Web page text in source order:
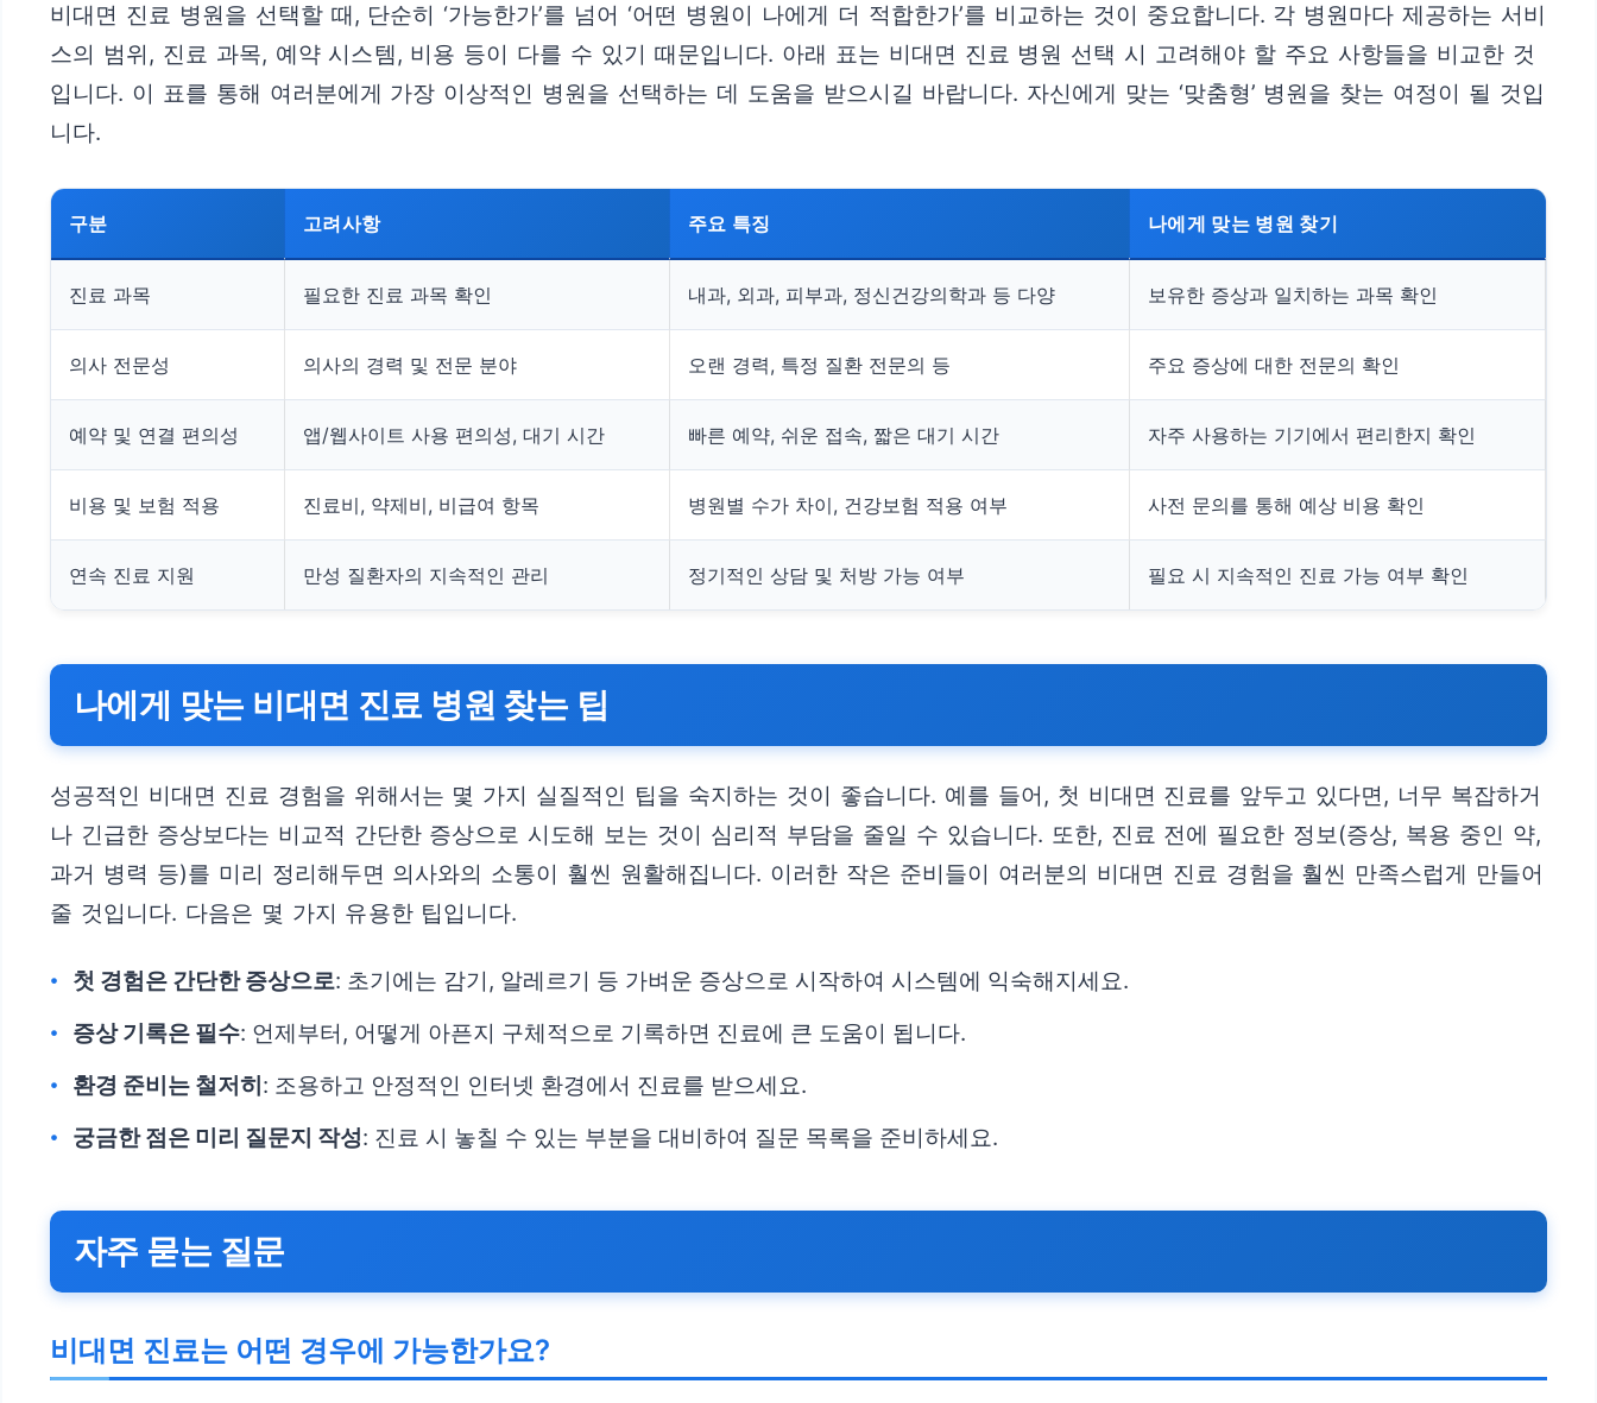
비대면 진료 병원을 선택할 때, 단순히 ‘가능한가’를 넘어 ‘어떤 병원이 나에게 더 적합한가’를 비교하는 것이 중요합니다. 각 병원마다 제공하는 서비
스의 범위, 진료 과목, 예약 시스템, 비용 등이 다를 수 있기 때문입니다. 아래 표는 비대면 진료 병원 선택 시 고려해야 할 주요 사항들을 비교한 것
입니다. 이 표를 통해 여러분에게 가장 이상적인 병원을 선택하는 데 도움을 받으시길 바랍니다. 자신에게 맞는 ‘맞춤형’ 병원을 찾는 여정이 될 것입
니다.
구분 고려사항 주요 특징 나에게 맞는 병원 찾기
진료 과목 필요한 진료 과목 확인 내과, 외과, 피부과, 정신건강의학과 등 다양 보유한 증상과 일치하는 과목 확인
의사 전문성 의사의 경력 및 전문 분야 오랜 경력, 특정 질환 전문의 등 주요 증상에 대한 전문의 확인
예약 및 연결 편의성 앱/웹사이트 사용 편의성, 대기 시간 빠른 예약, 쉬운 접속, 짧은 대기 시간 자주 사용하는 기기에서 편리한지 확인
비용 및 보험 적용 진료비, 약제비, 비급여 항목 병원별 수가 차이, 건강보험 적용 여부 사전 문의를 통해 예상 비용 확인
연속 진료 지원 만성 질환자의 지속적인 관리 정기적인 상담 및 처방 가능 여부 필요 시 지속적인 진료 가능 여부 확인
나에게 맞는 비대면 진료 병원 찾는 팁
성공적인 비대면 진료 경험을 위해서는 몇 가지 실질적인 팁을 숙지하는 것이 좋습니다. 예를 들어, 첫 비대면 진료를 앞두고 있다면, 너무 복잡하거
나 긴급한 증상보다는 비교적 간단한 증상으로 시도해 보는 것이 심리적 부담을 줄일 수 있습니다. 또한, 진료 전에 필요한 정보(증상, 복용 중인 약,
과거 병력 등)를 미리 정리해두면 의사와의 소통이 훨씬 원활해집니다. 이러한 작은 준비들이 여러분의 비대면 진료 경험을 훨씬 만족스럽게 만들어
줄 것입니다. 다음은 몇 가지 유용한 팁입니다.
첫 경험은 간단한 증상으로: 초기에는 감기, 알레르기 등 가벼운 증상으로 시작하여 시스템에 익숙해지세요.
증상 기록은 필수: 언제부터, 어떻게 아픈지 구체적으로 기록하면 진료에 큰 도움이 됩니다.
환경 준비는 철저히 : 조용하고 안정적인 인터넷 환경에서 진료를 받으세요.
궁금한 점은 미리 질문지 작성: 진료 시 놓칠 수 있는 부분을 대비하여 질문 목록을 준비하세요.
자주 묻는 질문
비대면 진료는 어떤 경우에 가능한가요?